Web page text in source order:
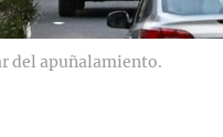
del apuñalamiento.